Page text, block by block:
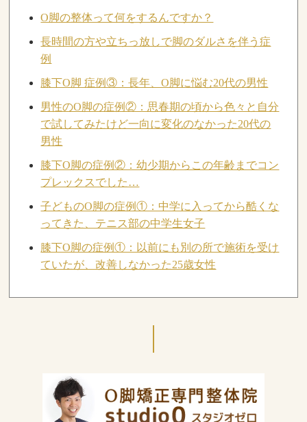
O脚の整体って何をするんですか？
長時間の方や立ちっ放しで脚のダルさを伴う症
例
膝下O脚 症例③：長年、O脚に悩む20代の男性
男性のO脚の症例②：思春期の頃から色々と自分
で試してみたけど一向に変化のなかった20代の
男性
膝下O脚の症例②：幼少期からこの年齢までコン
プレックスでした…
子どものO脚の症例①：中学に入ってから酷くな
ってきた、テニス部の中学生女子
膝下O脚の症例①：以前にも別の所で施術を受け
ていたが、改善しなかった25歳女性